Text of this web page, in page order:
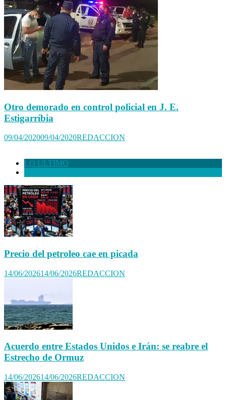
Otro demorado en control policial en J. E.
Estigarríbia
09/04/202009/04/2020REDACCION
LO ULTIMO
Precio del petroleo cae en picada
14/06/202614/06/2026REDACCION
Acuerdo entre Estados Unidos e Irán: se reabre el
Estrecho de Ormuz
14/06/202614/06/2026REDACCION